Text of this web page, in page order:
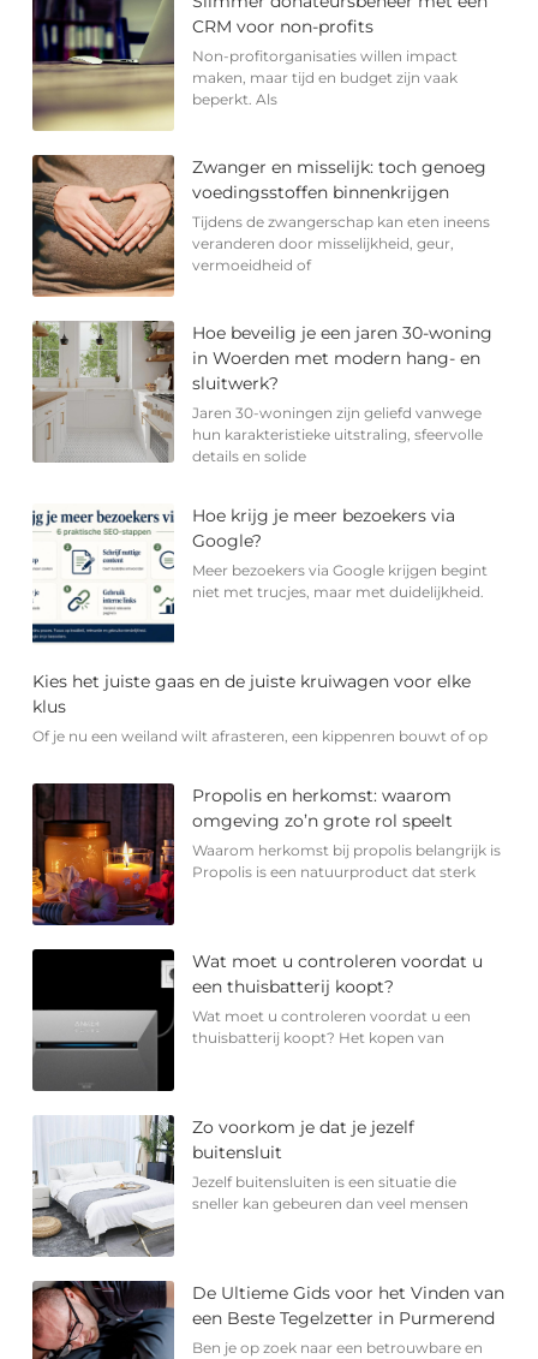
CRM voor non-profits
Non-profitorganisaties willen impact
maken, maar tijd en budget zijn vaak
beperkt. Als
Zwanger en misselijk: toch genoeg
voedingsstoffen binnenkrijgen
Tijdens de zwangerschap kan eten ineens
veranderen door misselijkheid, geur,
vermoeidheid of
Hoe beveilig je een jaren 30-woning
in Woerden met modern hang- en
sluitwerk?
Jaren 30-woningen zijn geliefd vanwege
hun karakteristieke uitstraling, sfeervolle
details en solide
Hoe krijg je meer bezoekers via
Google?
Meer bezoekers via Google krijgen begint
niet met trucjes, maar met duidelijkheid.
Kies het juiste gaas en de juiste kruiwagen voor elke
klus
Of je nu een weiland wilt afrasteren, een kippenren bouwt of op
Propolis en herkomst: waarom
omgeving zo’n grote rol speelt
Waarom herkomst bij propolis belangrijk is
Propolis is een natuurproduct dat sterk
Wat moet u controleren voordat u
een thuisbatterij koopt?
Wat moet u controleren voordat u een
thuisbatterij koopt? Het kopen van
Zo voorkom je dat je jezelf
buitensluit
Jezelf buitensluiten is een situatie die
sneller kan gebeuren dan veel mensen
De Ultieme Gids voor het Vinden van
een Beste Tegelzetter in Purmerend
Ben je op zoek naar een betrouwbare en